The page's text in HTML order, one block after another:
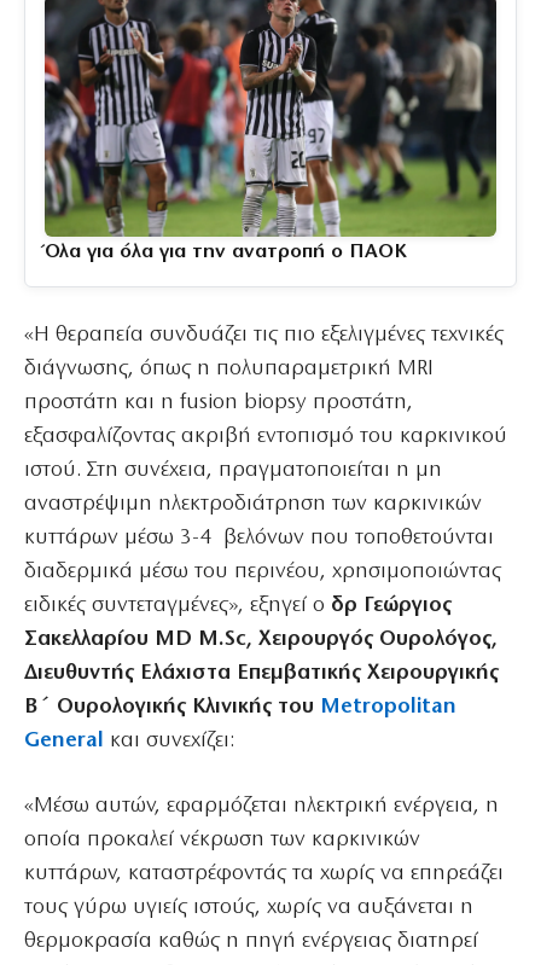
Όλα για όλα για την ανατροπή ο ΠΑΟΚ
«Η θεραπεία συνδυάζει τις πιο εξελιγμένες τεχνικές
διάγνωσης, όπως η πολυπαραμετρική MRI
προστάτη και η fusion biopsy προστάτη,
εξασφαλίζοντας ακριβή εντοπισμό του καρκινικού
ιστού. Στη συνέχεια, πραγματοποιείται η μη
αναστρέψιμη ηλεκτροδιάτρηση των καρκινικών
κυττάρων μέσω 3-4 βελόνων που τοποθετούνται
διαδερμικά μέσω του περινέου, χρησιμοποιώντας
ειδικές συντεταγμένες», εξηγεί ο δρ Γεώργιος
Σακελλαρίου MD M.Sc, Χειρουργός Ουρολόγος,
Διευθυντής Ελάχιστα Επεμβατικής Χειρουργικής
Β΄ Ουρολογικής Κλινικής του Metropolitan
General και συνεχίζει:
«Μέσω αυτών, εφαρμόζεται ηλεκτρική ενέργεια, η
οποία προκαλεί νέκρωση των καρκινικών
κυττάρων, καταστρέφοντάς τα χωρίς να επηρεάζει
τους γύρω υγιείς ιστούς, χωρίς να αυξάνεται η
θερμοκρασία καθώς η πηγή ενέργειας διατηρεί